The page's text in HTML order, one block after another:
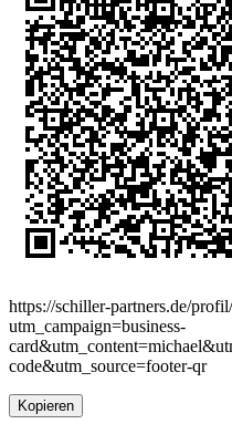
https://schiller-partners.de/
utm_campaign=business-
code&utm_source=footer-qr
Kopieren